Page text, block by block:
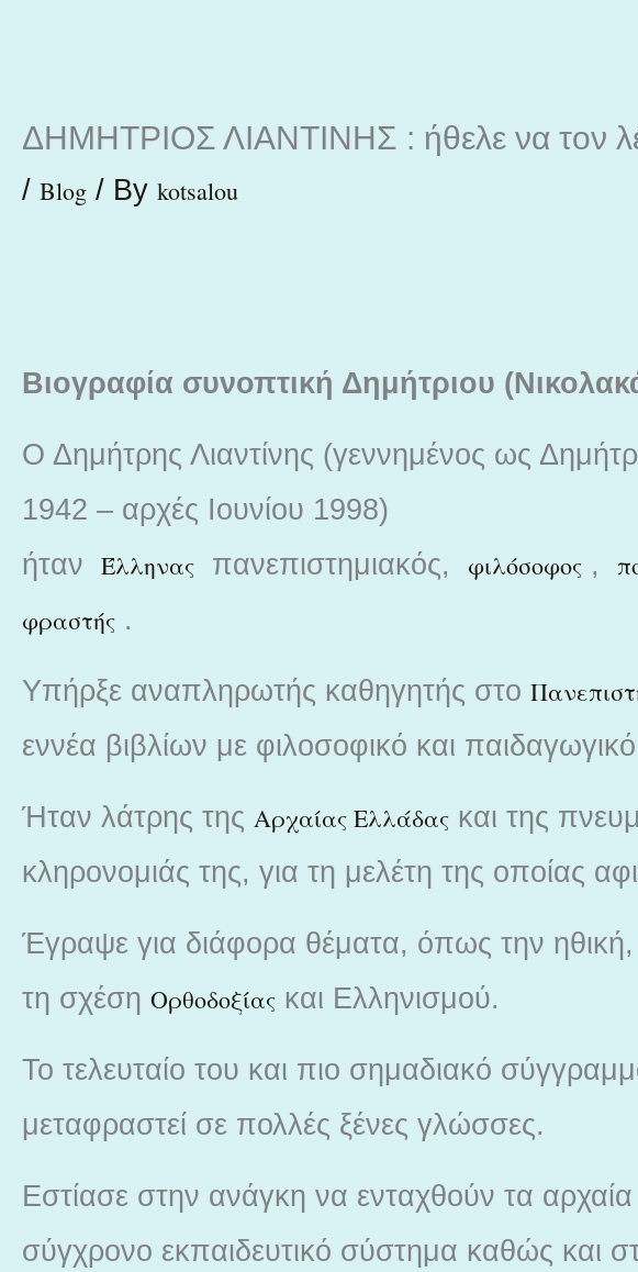
ΔΗΜΗΤΡΙΟΣ ΛΙΑΝΤΙΝΗΣ : ήθελε να τον
/ Blog / By kotsalou
Βιογραφία συνοπτική Δημήτριου
Ο Δημήτρης Λιαντίνης (γεννημένος ως
1942 – αρχές Ιουνίου 1998)
ήταν Έλληνας πανεπιστημιακός, φιλόσοφος ,
φραστής .
Υπήρξε αναπληρωτής καθηγητής στο
εννέα βιβλίων με φιλοσοφικό και
Ήταν λάτρης της Αρχαίας Ελλάδας και της
κληρονομιάς της, για τη μελέτη της οποίας
Έγραψε για διάφορα θέματα, όπως την ηθική,
τη σχέση Ορθοδοξίας και Ελληνισμού.
Το τελευταίο του και πιο σημαδιακό
μεταφραστεί σε πολλές ξένες γλώσσες.
Εστίασε στην ανάγκη να ενταχθούν τα αρχαία
σύγχρονο εκπαιδευτικό σύστημα καθώς και